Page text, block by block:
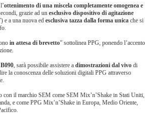
ottenimento di una miscela completamente omogenea e
grazie ad un esclusivo dispositivo di agitazione
e a una nuova ed esclusiva tazza dalla forma unica che si
in attesa di brevetto” sottolinea PPG, ponendo l’accento
, sarà possibile assistere a dimostrazioni dal vivo di
la conoscenza delle soluzioni digitali PPG attraverso
con il marchio SEM come SEM Mix’n’Shake in Stati Uniti,
e come PPG Mix’n’Shake in Europa, Medio Oriente,